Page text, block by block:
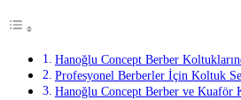
Hanoğlu Concept Berber
Profesyonel Berberler İçin Koltuk
Hanoğlu Concept Berber ve